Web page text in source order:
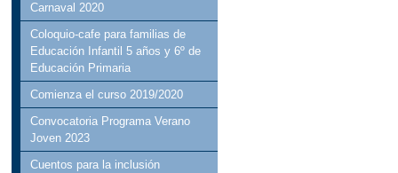
Carnaval 2020
Coloquio-cafe para familias de
Educación Infantil 5 años y 6º de
Educación Primaria
Comienza el curso 2019/2020
Convocatoria Programa Verano
Joven 2023
Cuentos para la inclusión